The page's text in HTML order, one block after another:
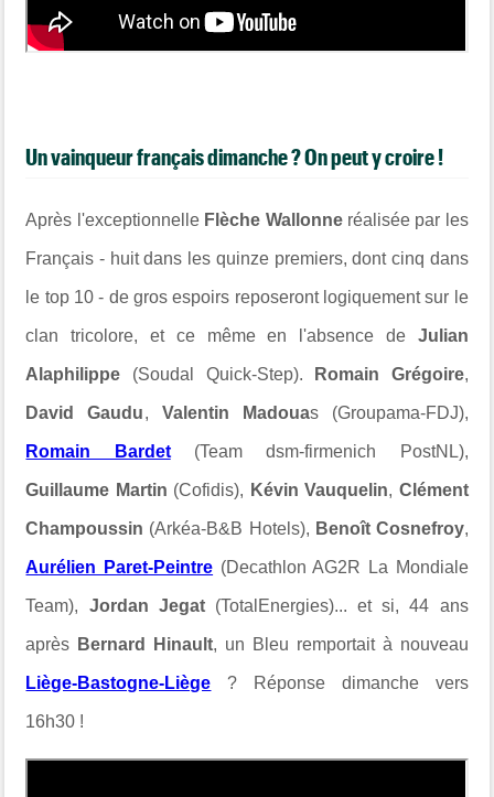
Un vainqueur français dimanche ? On peut y croire !
Après l'exceptionnelle Flèche Wallonneréalisée par les
Français - huit dans les quinze premiers, dont cinq dans
le top 10 - de gros espoirs reposeront logiquement sur le
clan tricolore, et ce même en l'absence de Julian
Alaphilippe (Soudal Quick-Step). Romain Grégoire,
David Gaudu, Valentin Madouas (Groupama-FDJ),
Romain Bardet(Team dsm-firmenich PostNL),
Guillaume Martin (Cofidis), Kévin Vauquelin, Clément
Champoussin (Arkéa-B&B Hotels), Benoît Cosnefroy,
Aurélien Paret-Peintre (Decathlon AG2R La Mondiale
Team), Jordan Jegat(TotalEnergies)... et si, 44 ans
après Bernard Hinault, un Bleu remportait à nouveau
Liège-Bastogne-Liège ? Réponse dimanche vers
16h30 !